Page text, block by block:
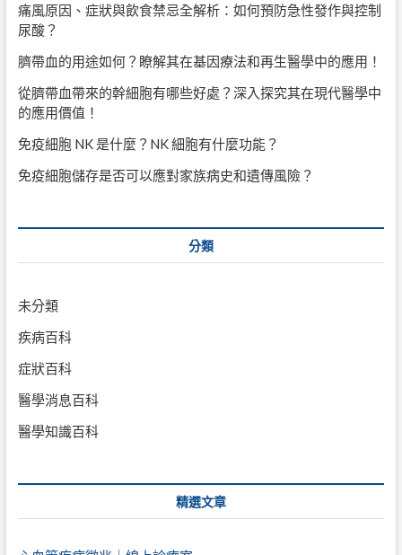
痛風原因、症狀與飲食禁忌全解析：如何預防急性發作與控制
尿酸？
臍帶血的用途如何？瞭解其在基因療法和再生醫學中的應用！
從臍帶血帶來的幹細胞有哪些好處？深入探究其在現代醫學中
的應用價值！
免疫細胞 NK 是什麼？NK 細胞有什麼功能？
免疫細胞儲存是否可以應對家族病史和遺傳風險？
分類
未分類
疾病百科
症狀百科
醫學消息百科
醫學知識百科
精選文章